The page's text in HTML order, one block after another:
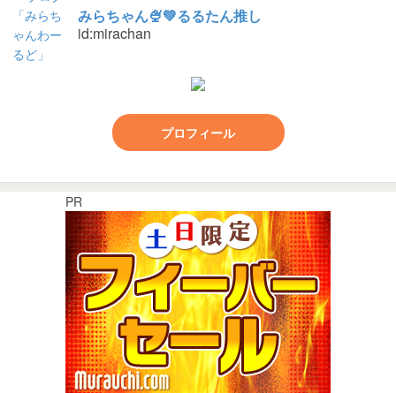
みらちゃん🍨💚るるたん推し
id:mirachan
プロフィール
PR